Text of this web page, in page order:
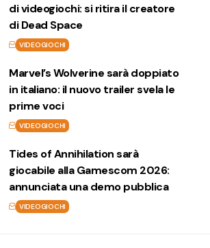
di videogiochi: si ritira il creatore
di Dead Space
VIDEOGIOCHI
Marvel’s Wolverine sarà doppiato
in italiano: il nuovo trailer svela le
prime voci
VIDEOGIOCHI
Tides of Annihilation sarà
giocabile alla Gamescom 2026:
annunciata una demo pubblica
VIDEOGIOCHI